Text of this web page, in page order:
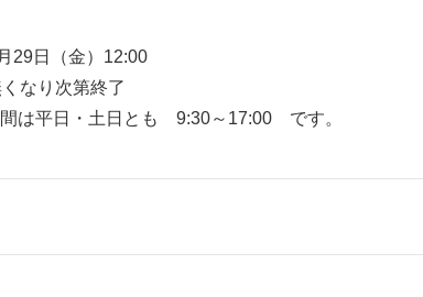
29日（金）12:00
なり次第終了
は平日・土日とも 9:30～17:00 です。